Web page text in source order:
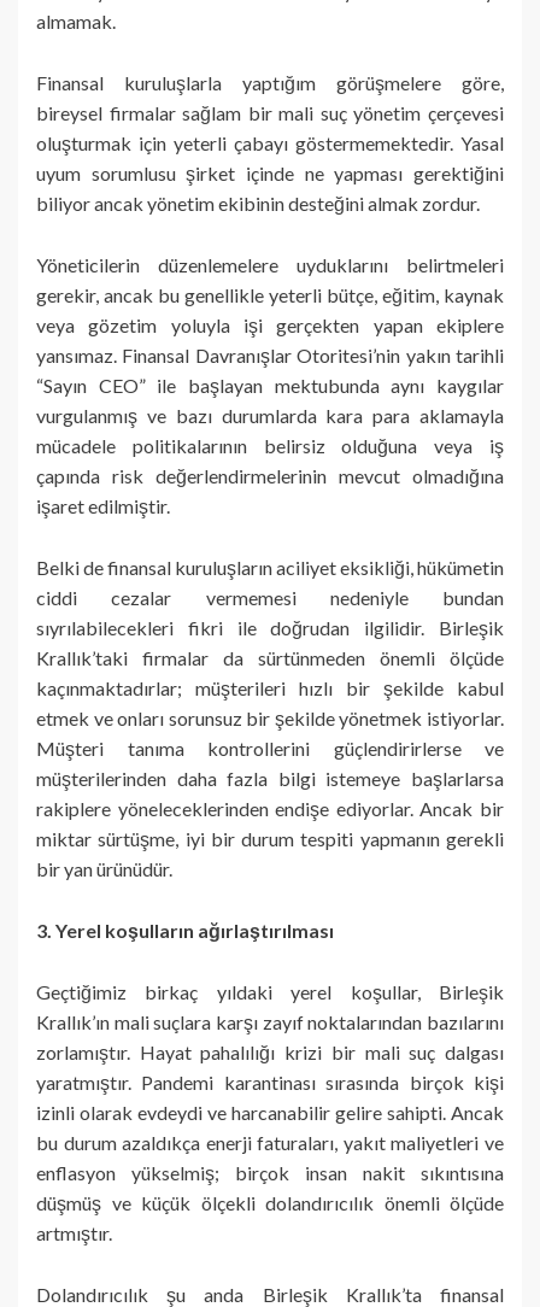
almamak.
Finansal kuruluşlarla yaptığım görüşmelere göre,
bireysel firmalar sağlam bir mali suç yönetim çerçevesi
oluşturmak için yeterli çabayı göstermemektedir. Yasal
uyum sorumlusu şirket içinde ne yapması gerektiğini
biliyor ancak yönetim ekibinin desteğini almak zordur.
Yöneticilerin düzenlemelere uyduklarını belirtmeleri
gerekir, ancak bu genellikle yeterli bütçe, eğitim, kaynak
veya gözetim yoluyla işi gerçekten yapan ekiplere
yansımaz. Finansal Davranışlar Otoritesi’nin yakın tarihli
“Sayın CEO” ile başlayan mektubunda aynı kaygılar
vurgulanmış ve bazı durumlarda kara para aklamayla
mücadele politikalarının belirsiz olduğuna veya iş
çapında risk değerlendirmelerinin mevcut olmadığına
işaret edilmiştir.
Belki de finansal kuruluşların aciliyet eksikliği, hükümetin
ciddi cezalar vermemesi nedeniyle bundan
sıyrılabilecekleri fikri ile doğrudan ilgilidir. Birleşik
Krallık’taki firmalar da sürtünmeden önemli ölçüde
kaçınmaktadırlar; müşterileri hızlı bir şekilde kabul
etmek ve onları sorunsuz bir şekilde yönetmek istiyorlar.
Müşteri tanıma kontrollerini güçlendirirlerse ve
müşterilerinden daha fazla bilgi istemeye başlarlarsa
rakiplere yöneleceklerinden endişe ediyorlar. Ancak bir
miktar sürtüşme, iyi bir durum tespiti yapmanın gerekli
bir yan ürünüdür.
3. Yerel koşulların ağırlaştırılması
Geçtiğimiz birkaç yıldaki yerel koşullar, Birleşik
Krallık’ın mali suçlara karşı zayıf noktalarından bazılarını
zorlamıştır. Hayat pahalılığı krizi bir mali suç dalgası
yaratmıştır. Pandemi karantinası sırasında birçok kişi
izinli olarak evdeydi ve harcanabilir gelire sahipti. Ancak
bu durum azaldıkça enerji faturaları, yakıt maliyetleri ve
enflasyon yükselmiş; birçok insan nakit sıkıntısına
düşmüş ve küçük ölçekli dolandırıcılık önemli ölçüde
artmıştır.
Dolandırıcılık şu anda Birleşik Krallık’ta finansal